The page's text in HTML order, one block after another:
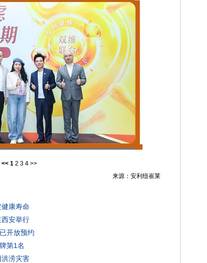
<< 1 2 3 4 >>
来源：安利纽崔莱
康寿命
安举行
开放预约
第1名
涝灾害